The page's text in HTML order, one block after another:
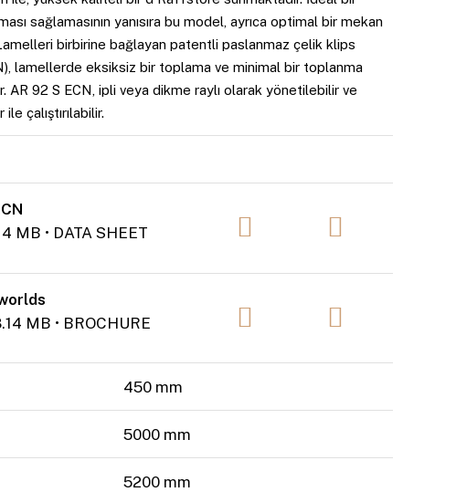
sağlamasının yanısıra bu model, ayrıca optimal bir mekan
birbirine bağlayan patentli paslanmaz çelik klips
lamellerde eksiksiz bir toplama ve minimal bir toplanma
AR 92 S ECN, ipli veya dikme raylı olarak yönetilebilir ve
çalıştırılabilir.
MB • DATA SHEET
MB • BROCHURE
450 mm
5000 mm
5200 mm